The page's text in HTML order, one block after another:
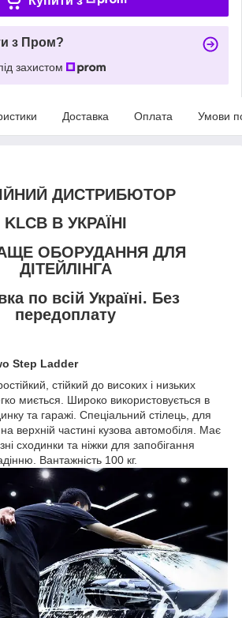
з Пром?
захистом
Доставка Оплата Умови
ДИСТРИБЮТОР
KLCB В УКРАЇНІ
ОБОРУДАННЯ ДЛЯ
ДІТЕЙЛІНГА
по всій Україні. Без
передоплату
Step Ladder
стійкий до високих і низьких
миється. Широко використовується в
та гаражі. Спеціальний стілець, для
верхній частині кузова автомобіля. Має
сходинки та ніжки для запобігання
Вантажність 100 кг.